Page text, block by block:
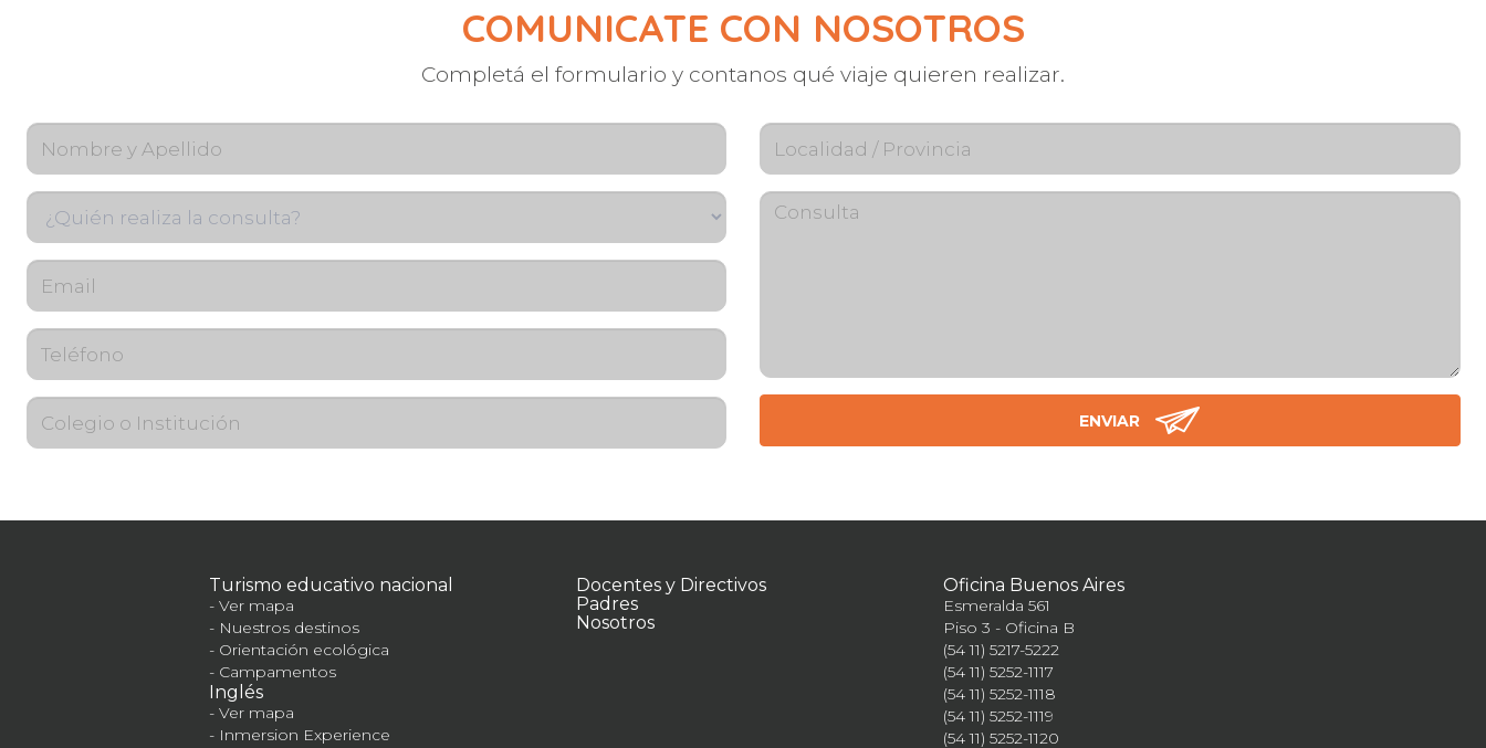
COMUNICATE CON NOSOTROS
Completá el formulario y contanos qué viaje quieren realizar.
Turismo educativo nacional
Ver mapa
Nuestros destinos
Orientación ecológica
Campamentos
Inglés
Ver mapa
Inmersion Experience
Docentes y Directivos
Padres
Nosotros
Oficina Buenos Aires
Esmeralda 561
Piso 3 - Oficina B
(54 11) 5217-5222
(54 11) 5252-1117
(54 11) 5252-1118
(54 11) 5252-1119
(54 11) 5252-1120